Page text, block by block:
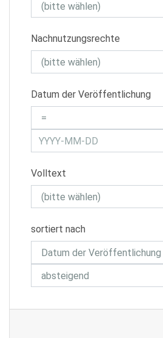
Nachnutzungsrechte
Datum der Veröffentlichung
Volltext
sortiert nach